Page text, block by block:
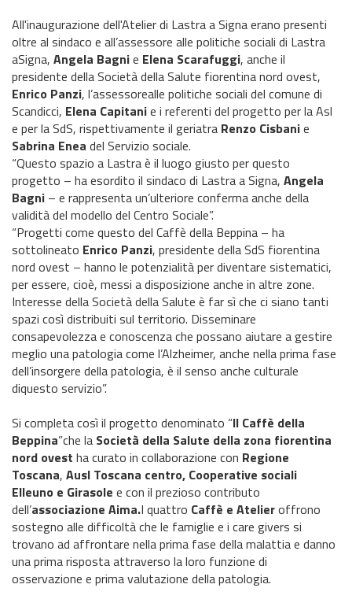
All'inaugurazione dell'Atelier di Lastra a Signa erano presenti
oltre al sindaco e all’assessore alle politiche sociali di Lastra
aSigna, Angela Bagnie Elena Scarafuggi, anche il
presidente della Società della Salute fiorentina nord ovest,
Enrico Panzi, l’assessorealle politiche sociali del comune di
Scandicci, Elena Capitanie i referenti del progetto per la Asl
e per la SdS, rispettivamente il geriatra Renzo Cisbanie
Sabrina Enea del Servizio sociale.
“Questo spazio a Lastra è il luogo giusto per questo
progetto – ha esordito il sindaco di Lastra a Signa, Angela
Bagni – e rappresenta un’ulteriore conferma anche della
validità del modello del Centro Sociale”.
“Progetti come questo del Caffè della Beppina – ha
sottolineato Enrico Panzi, presidente della SdS fiorentina
nord ovest – hanno le potenzialità per diventare sistematici,
per essere, cioè, messi a disposizione anche in altre zone.
Interesse della Società della Salute è far sì che ci siano tanti
spazi così distribuiti sul territorio. Disseminare
consapevolezza e conoscenza che possano aiutare a gestire
meglio una patologia come l’Alzheimer, anche nella prima fase
dell’insorgere della patologia, è il senso anche culturale
diquesto servizio”.
Si completa così il progetto denominato “Il Caffè della
Beppina”che la Società della Salute della zona fiorentina
nord ovest ha curato in collaborazione con Regione
Toscana, Ausl Toscana centro, Cooperative sociali
Elleuno e Girasole e con il prezioso contributo
dell’associazione Aima.I quattro Caffè e Atelieroffrono
sostegno alle difficoltà che le famiglie e i care givers si
trovano ad affrontare nella prima fase della malattia e danno
una prima risposta attraverso la loro funzione di
osservazione e prima valutazione della patologia.